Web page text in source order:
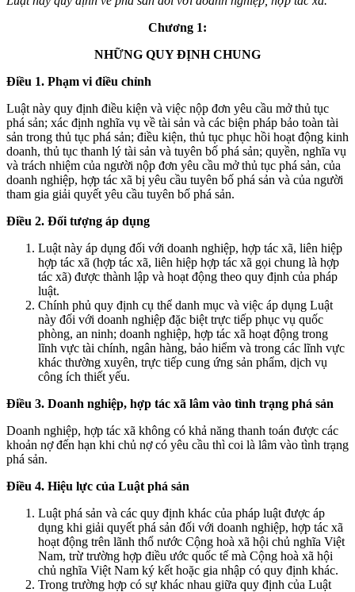
Chương 1:
NHỮNG QUY ĐỊNH CHUNG
Điều 1. Phạm vi điều chỉnh
Luật này quy định điều kiện và việc nộp đơn yêu cầu mở thủ tục
phá sản; xác định nghĩa vụ về tài sản và các biện pháp bảo toàn tài
sản trong thủ tục phá sản; điều kiện, thủ tục phục hồi hoạt động kinh
doanh, thủ tục thanh lý tài sản và tuyên bố phá sản; quyền, nghĩa vụ
và trách nhiệm của người nộp đơn yêu cầu mở thủ tục phá sản, của
doanh nghiệp, hợp tác xã bị yêu cầu tuyên bố phá sản và của người
tham gia giải quyết yêu cầu tuyên bố phá sản.
Điều 2. Đối tượng áp dụng
Luật này áp dụng đối với doanh nghiệp, hợp tác xã, liên hiệp
hợp tác xã (hợp tác xã, liên hiệp hợp tác xã gọi chung là hợp
tác xã) được thành lập và hoạt động theo quy định của pháp
luật.
Chính phủ quy định cụ thể danh mục và việc áp dụng Luật
này đối với doanh nghiệp đặc biệt trực tiếp phục vụ quốc
phòng, an ninh; doanh nghiệp, hợp tác xã hoạt động trong
lĩnh vực tài chính, ngân hàng, bảo hiểm và trong các lĩnh vực
khác thường xuyên, trực tiếp cung ứng sản phẩm, dịch vụ
công ích thiết yếu.
Điều 3. Doanh nghiệp, hợp tác xã lâm vào tình trạng phá sản
Doanh nghiệp, hợp tác xã không có khả năng thanh toán được các
khoản nợ đến hạn khi chủ nợ có yêu cầu thì coi là lâm vào tình trạng
phá sản.
Điều 4. Hiệu lực của Luật phá sản
Luật phá sản và các quy định khác của pháp luật được áp
dụng khi giải quyết phá sản đối với doanh nghiệp, hợp tác xã
hoạt động trên lãnh thổ nước Cộng hoà xã hội chủ nghĩa Việt
Nam, trừ trường hợp điều ước quốc tế mà Cộng hoà xã hội
chủ nghĩa Việt Nam ký kết hoặc gia nhập có quy định khác.
Trong trường hợp có sự khác nhau giữa quy định của Luật